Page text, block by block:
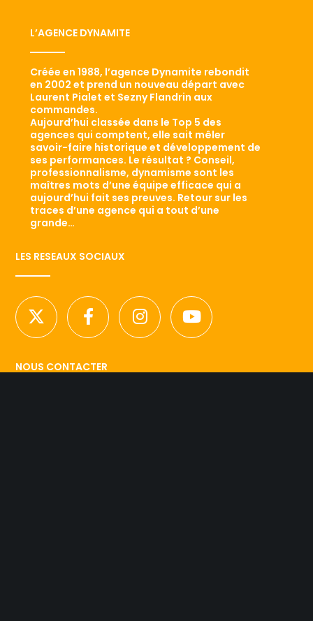
L’AGENCE DYNAMITE
Créée en 1988, l’agence Dynamite rebondit
en 2002 et prend un nouveau départ avec
Laurent Pialet et Sezny Flandrin aux
commandes.
Aujourd’hui classée dans le Top 5 des
agences qui comptent, elle sait mêler
savoir-faire historique et développement de
ses performances. Le résultat ? Conseil,
professionnalisme, dynamisme sont les
maîtres mots d’une équipe efficace qui a
aujourd’hui fait ses preuves. Retour sur les
traces d’une agence qui a tout d’une
grande…
LES RESEAUX SOCIAUX
NOUS CONTACTER